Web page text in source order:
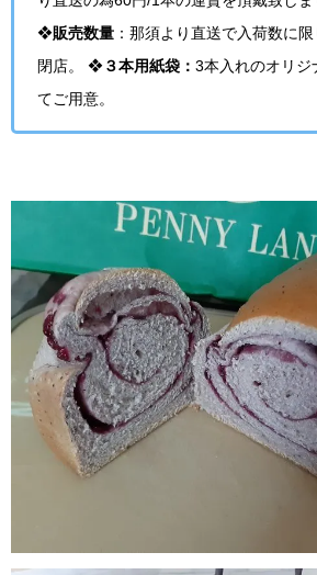
❖販売数量 ：那須より 直送で入荷数に
閉店。 ❖ ３本用紙袋： 3本入れのオリジ
てご用意。